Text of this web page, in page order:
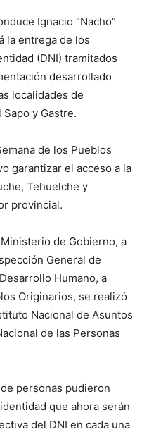
Ignacio “Nacho”
la entrega de los
(DNI) tramitados
desarrollado
localidades de
Sapo y Gastre.
de los Pueblos
garantizar el acceso a la
Tehuelche y
provincial.
de Gobierno, a
General de
Humano, a
Originarios, se realizó
Nacional de Asuntos
de las Personas
personas pudieron
que ahora serán
del DNI en cada una